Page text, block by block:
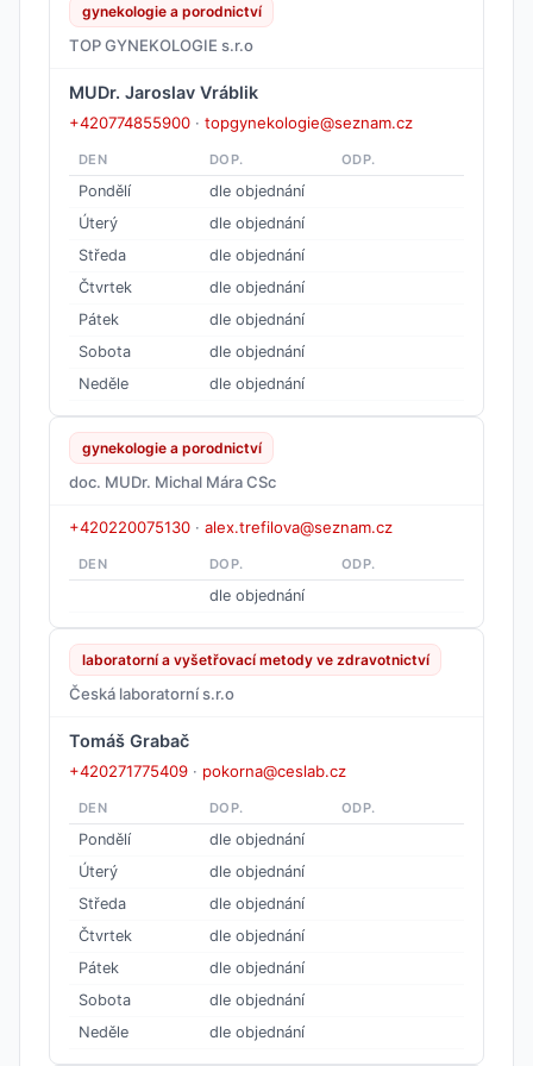
gynekologie a porodnictví
TOP GYNEKOLOGIE s.r.o
MUDr. Jaroslav Vráblik
+420774855900 · topgynekologie@seznam.cz
DEN DOP. ODP.
Pondělí
dle objednání
Úterý
dle objednání
Středa
dle objednání
Čtvrtek
dle objednání
Pátek
dle objednání
Sobota
dle objednání
Neděle
dle objednání
gynekologie a porodnictví
doc. MUDr. Michal Mára CSc
+420220075130 · alex.trefilova@seznam.cz
DEN DOP. ODP.
dle objednání
laboratorní a vyšetřovací metody ve zdravotnictví
Česká laboratorní s.r.o
Tomáš Grabač
+420271775409 · pokorna@ceslab.cz
DEN DOP. ODP.
Pondělí
dle objednání
Úterý
dle objednání
Středa
dle objednání
Čtvrtek
dle objednání
Pátek
dle objednání
Sobota
dle objednání
Neděle
dle objednání